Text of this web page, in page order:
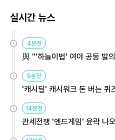
실시간 뉴스
4분전
與 "'하늘이법' 여야 공동 발
9분전
'캐시딜' 캐시워크 돈 버는 퀴
14분전
관세전쟁 '엔드게임' 윤곽 나
용해야